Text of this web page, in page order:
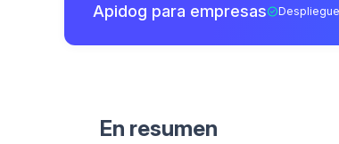
Apidog para empresas
En resumen